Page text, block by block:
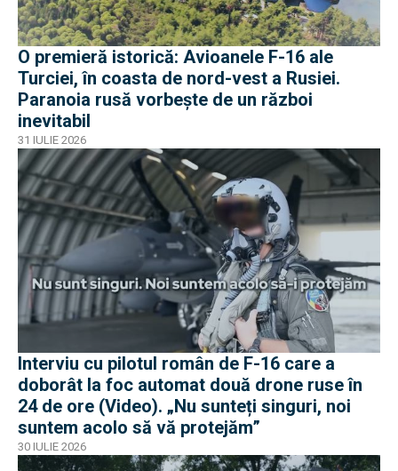
O premieră istorică: Avioanele F-16 ale
Turciei, în coasta de nord-vest a Rusiei.
Paranoia rusă vorbește de un război
inevitabil
31 IULIE 2026
Interviu cu pilotul român de F-16 care a
doborât la foc automat două drone ruse în
24 de ore (Video). „Nu sunteți singuri, noi
suntem acolo să vă protejăm”
30 IULIE 2026